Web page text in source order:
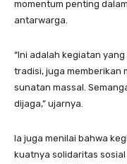
momentum penting
antarwarga.
“Ini adalah kegiatan
tradisi, juga memberikan
sunatan massal.
dijaga,” ujarnya.
Ia juga menilai bahwa
kuatnya solidaritas